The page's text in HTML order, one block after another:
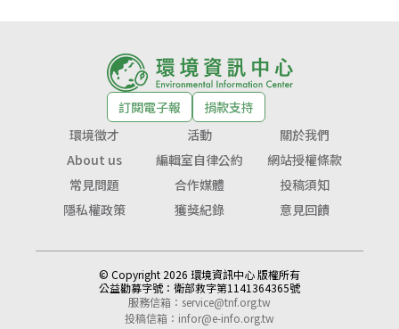
訂閱電子報
捐款支持
環境徵才
活動
關於我們
About us
編輯室自律公約
網站授權條款
常見問題
合作媒體
投稿須知
隱私權政策
獲獎紀錄 意見回饋
© Copyright 2026 環境資訊中心 版權所有
公益勸募字號： 衛部救字第1141364365號
服務信箱： service@tnf.org.tw
投稿信箱： infor@e-info.org.tw